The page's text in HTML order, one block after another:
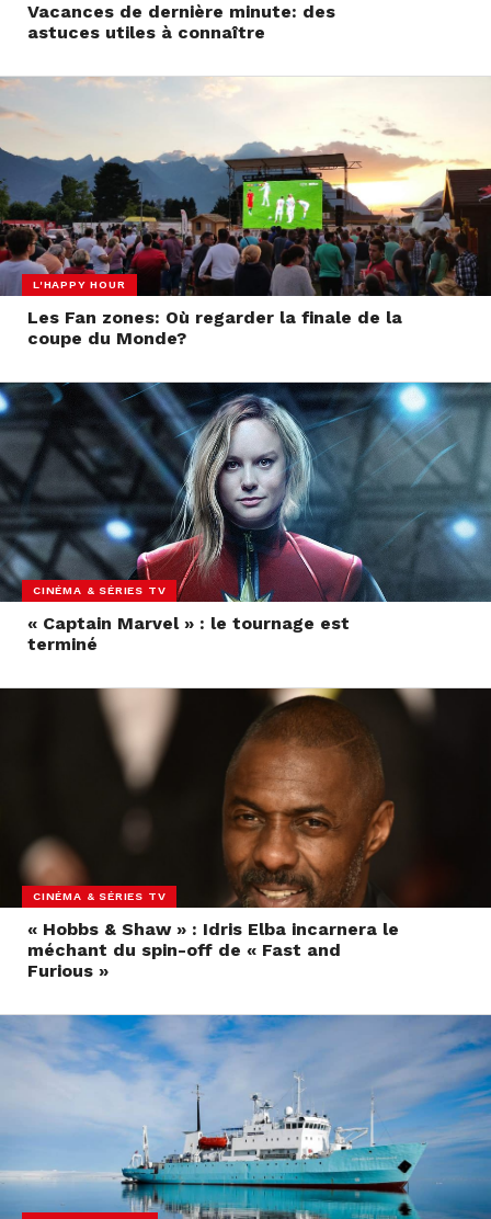
Vacances de dernière minute: des
astuces utiles à connaître
L'HAPPY HOUR
Les Fan zones: Où regarder la finale de la
coupe du Monde?
CINÉMA & SÉRIES TV
« Captain Marvel » : le tournage est
terminé
CINÉMA & SÉRIES TV
« Hobbs & Shaw » : Idris Elba incarnera le
méchant du spin-off de « Fast and
Furious »